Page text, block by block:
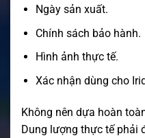
Ngày sản xuất.
Chính sách bảo hành.
Hình ảnh thực tế.
Xác nhận dùng cho
Không nên dựa hoàn
Dung lượng thực tế phải